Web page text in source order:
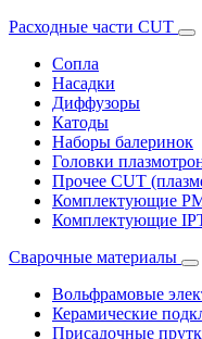
Расходные части CUT
Сопла
Насадки
Диффузоры
Катоды
Наборы балеринок
Головки
Прочее CUT
Комплектующие
Комплектующие
Сварочные материалы
Вольфрамовые
Керамические
Присадочные